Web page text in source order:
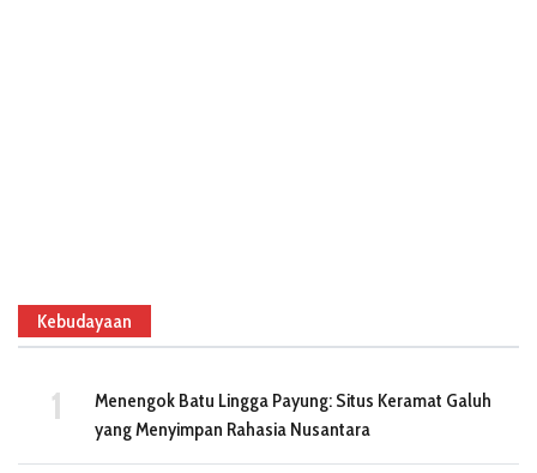
Kebudayaan
Menengok Batu Lingga Payung: Situs Keramat Galuh
yang Menyimpan Rahasia Nusantara